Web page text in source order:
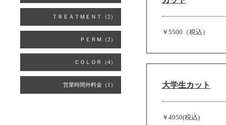
ＴＲＥＡＴＭＥＮＴ（2）
ＰＥＲＭ（2）
ＣＯＬＯＲ（4）
営業時間外料金（1）
￥5500（税込）
大学生カット
￥4950(税込)